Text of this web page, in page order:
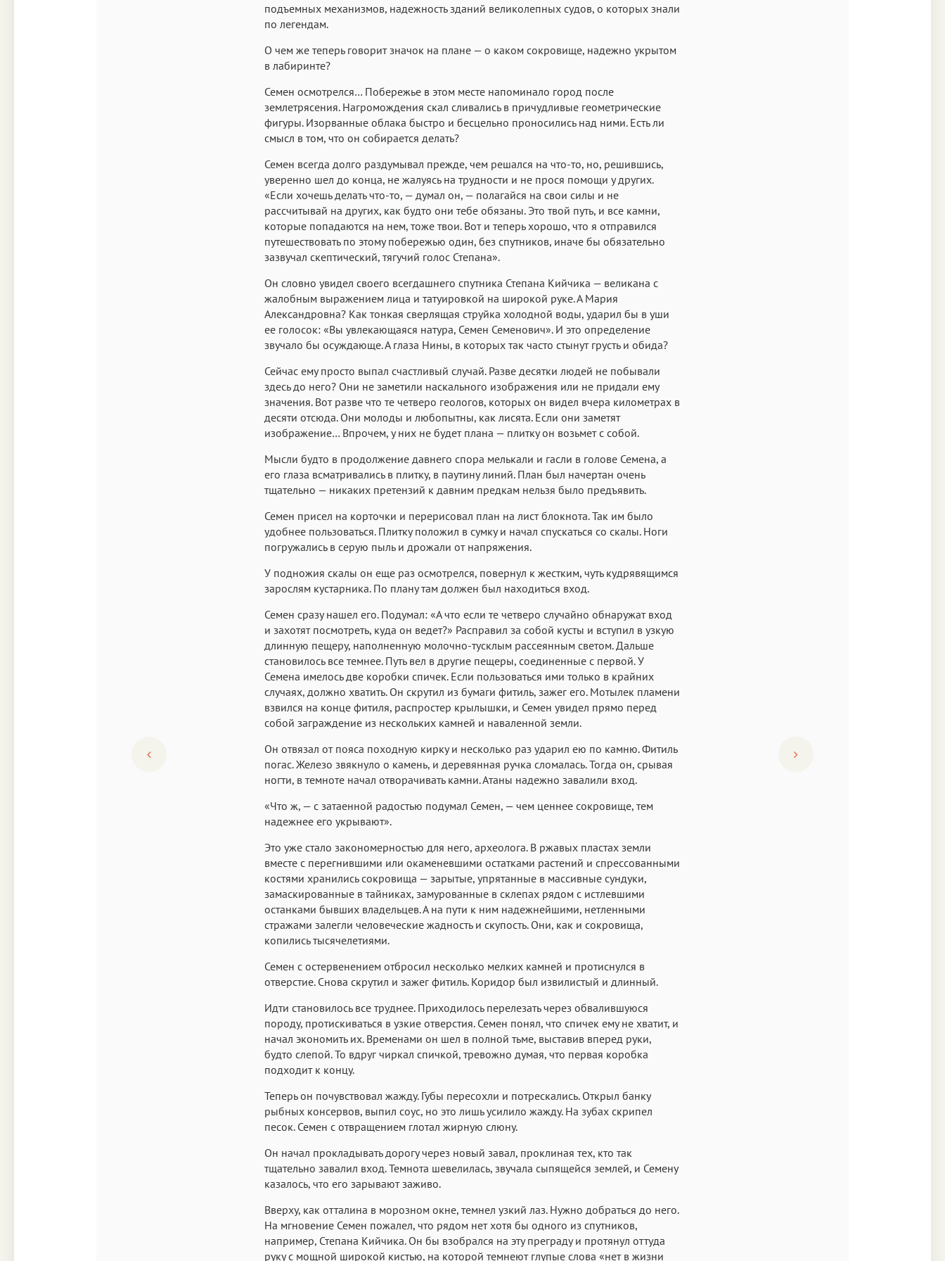
подъемных механизмов, надежность зданий великолепных судов, о которых знали
по легендам.
О чем же теперь говорит значок на плане — о каком сокровище, надежно укрытом
в лабиринте?
Семен осмотрелся… Побережье в этом месте напоминало город после
землетрясения. Нагромождения скал сливались в причудливые геометрические
фигуры. Изорванные облака быстро и бесцельно проносились над ними. Есть ли
смысл в том, что он собирается делать?
Семен всегда долго раздумывал прежде, чем решался на что-то, но, решившись,
уверенно шел до конца, не жалуясь на трудности и не прося помощи у других.
«Если хочешь делать что-то, — думал он, — полагайся на свои силы и не
рассчитывай на других, как будто они тебе обязаны. Это твой путь, и все камни,
которые попадаются на нем, тоже твои. Вот и теперь хорошо, что я отправился
путешествовать по этому побережью один, без спутников, иначе бы обязательно
зазвучал скептический, тягучий голос Степана».
Он словно увидел своего всегдашнего спутника Степана Кийчика — великана с
жалобным выражением лица и татуировкой на широкой руке. А Мария
Александровна? Как тонкая сверлящая струйка холодной воды, ударил бы в уши
ее голосок: «Вы увлекающаяся натура, Семен Семенович». И это определение
звучало бы осуждающе. А глаза Нины, в которых так часто стынут грусть и обида?
Сейчас ему просто выпал счастливый случай. Разве десятки людей не побывали
здесь до него? Они не заметили наскального изображения или не придали ему
значения. Вот разве что те четверо геологов, которых он видел вчера километрах в
десяти отсюда. Они молоды и любопытны, как лисята. Если они заметят
изображение… Впрочем, у них не будет плана — плитку он возьмет с собой.
Мысли будто в продолжение давнего спора мелькали и гасли в голове Семена, а
его глаза всматривались в плитку, в паутину линий. План был начертан очень
тщательно — никаких претензий к давним предкам нельзя было предъявить.
Семен присел на корточки и перерисовал план на лист блокнота. Так им было
удобнее пользоваться. Плитку положил в сумку и начал спускаться со скалы. Ноги
погружались в серую пыль и дрожали от напряжения.
У подножия скалы он еще раз осмотрелся, повернул к жестким, чуть кудрявящимся
зарослям кустарника. По плану там должен был находиться вход.
Семен сразу нашел его. Подумал: «А что если те четверо случайно обнаружат вход
и захотят посмотреть, куда он ведет?» Расправил за собой кусты и вступил в узкую
длинную пещеру, наполненную молочно-тусклым рассеянным светом. Дальше
становилось все темнее. Путь вел в другие пещеры, соединенные с первой. У
Семена имелось две коробки спичек. Если пользоваться ими только в крайних
случаях, должно хватить. Он скрутил из бумаги фитиль, зажег его. Мотылек пламени
взвился на конце фитиля, распростер крылышки, и Семен увидел прямо перед
собой заграждение из нескольких камней и наваленной земли.
Он отвязал от пояса походную кирку и несколько раз ударил ею по камню. Фитиль
погас. Железо звякнуло о камень, и деревянная ручка сломалась. Тогда он, срывая
ногти, в темноте начал отворачивать камни. Атаны надежно завалили вход.
«Что ж, — с затаенной радостью подумал Семен, — чем ценнее сокровище, тем
надежнее его укрывают».
Это уже стало закономерностью для него, археолога. В ржавых пластах земли
вместе с перегнившими или окаменевшими остатками растений и спрессованными
костями хранились сокровища — зарытые, упрятанные в массивные сундуки,
замаскированные в тайниках, замурованные в склепах рядом с истлевшими
останками бывших владельцев. А на пути к ним надежнейшими, нетленными
стражами залегли человеческие жадность и скупость. Они, как и сокровища,
копились тысячелетиями.
Семен с остервенением отбросил несколько мелких камней и протиснулся в
отверстие. Снова скрутил и зажег фитиль. Коридор был извилистый и длинный.
Идти становилось все труднее. Приходилось перелезать через обвалившуюся
породу, протискиваться в узкие отверстия. Семен понял, что спичек ему не хватит, и
начал экономить их. Временами он шел в полной тьме, выставив вперед руки,
будто слепой. То вдруг чиркал спичкой, тревожно думая, что первая коробка
подходит к концу.
Теперь он почувствовал жажду. Губы пересохли и потрескались. Открыл банку
рыбных консервов, выпил соус, но это лишь усилило жажду. На зубах скрипел
песок. Семен с отвращением глотал жирную слюну.
Он начал прокладывать дорогу через новый завал, проклиная тех, кто так
тщательно завалил вход. Темнота шевелилась, звучала сыпящейся землей, и Семену
казалось, что его зарывают заживо.
Вверху, как отталина в морозном окне, темнел узкий лаз. Нужно добраться до него.
На мгновение Семен пожалел, что рядом нет хотя бы одного из спутников,
например, Степана Кийчика. Он бы взобрался на эту преграду и протянул оттуда
руку с мощной широкой кистью, на которой темнеют глупые слова «нет в жизни